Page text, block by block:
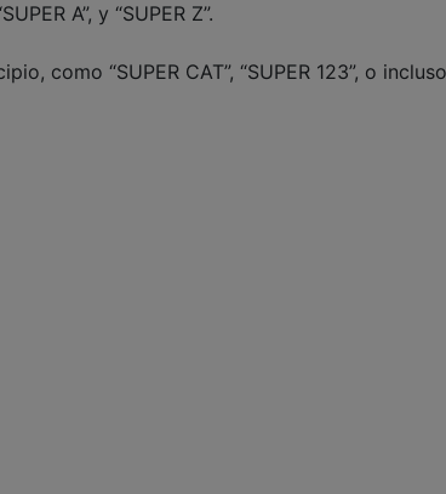
A”, y “SUPER Z”.
como “SUPER CAT”, “SUPER 123”, o